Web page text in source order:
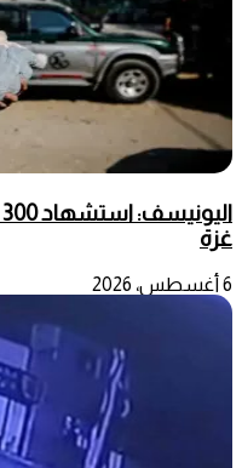
غزة
6 أغسطس، 2026